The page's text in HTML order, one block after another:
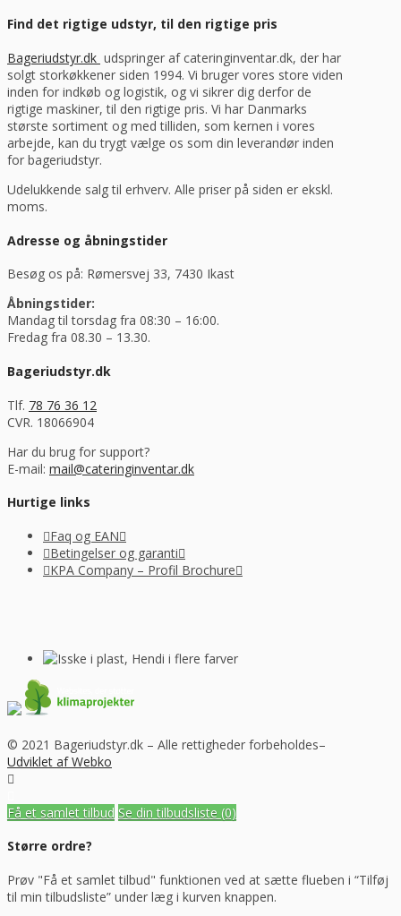
Find det rigtige udstyr, til den rigtige pris
Bageriudstyr.dk udspringer af cateringinventar.dk, der har
solgt storkøkkener siden 1994. Vi bruger vores store viden
inden for indkøb og logistik, og vi sikrer dig derfor de
rigtige maskiner, til den rigtige pris. Vi har Danmarks
største sortiment og med tilliden, som kernen i vores
arbejde, kan du trygt vælge os som din leverandør inden
for bageriudstyr.
Udelukkende salg til erhverv. Alle priser på siden er ekskl.
moms.
Adresse og åbningstider
Besøg os på: Rømersvej 33, 7430 Ikast
Åbningstider:
Mandag til torsdag fra 08:30 – 16:00.
Fredag fra 08.30 – 13.30.
Bageriudstyr.dk
Tlf. 78 76 36 12
CVR. 18066904
Har du brug for support?
E-mail: mail@cateringinventar.dk
Hurtige links
Faq og EAN
Betingelser og garanti
KPA Company – Profil Brochure
© 2021 Bageriudstyr.dk – Alle rettigheder forbeholdes–
Udviklet af Webko
Få et samlet tilbud Se din tilbudsliste (0)
Større ordre?
Prøv "Få et samlet tilbud" funktionen ved at sætte flueben i “Tilføj
til min tilbudsliste” under læg i kurven knappen.